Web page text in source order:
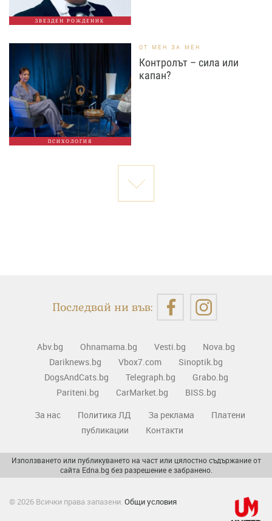
ЗВЕЗДЕН РОЖДЕНИК
ПСИХОЛОГИЯ
ОТ МЕН ЗА МЕН
Контролът – сила или
капан?
Последвай ни във:
Abv.bg Ohnamama.bg Vesti.bg
Nova.bg
Dariknews.bg
Vbox7.com
Sinoptik.bg
DogsAndCats.bg
Telegraph.bg
Grabo.bg
Pariteni.bg
CarMarket.bg
BISS.bg
За нас
Политика ЛД За реклама
Платени
публикации
Контакти
Използването или публикуването на част или цялостно съдържание от
сайта Edna.bg без разрешение е забранено.
© 2026 Всички права запазени. Общи условия